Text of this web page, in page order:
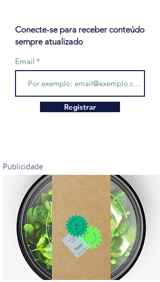
Conecte-se para receber conteúdo
sempre atualizado
Email
Registrar
Publicidade